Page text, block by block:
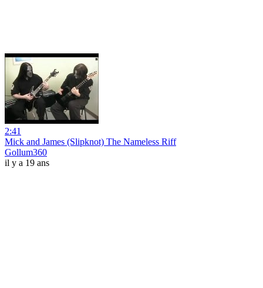
2:41
Mick and James (Slipknot) The Nameless Riff
Gollum360
il y a 19 ans